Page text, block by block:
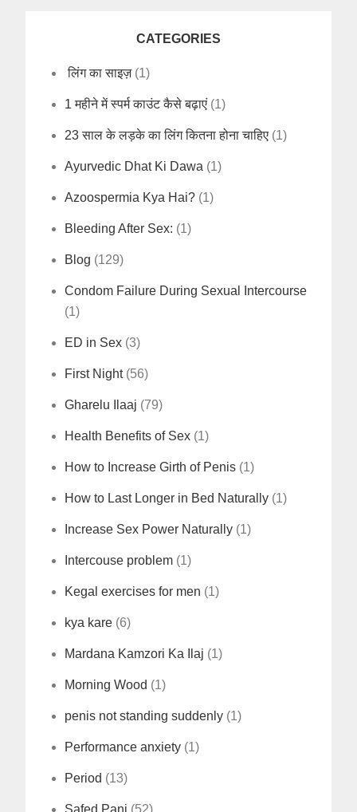
CATEGORIES
लिंग का साइज़(1)
1 महीने में स्पर्म काउंट कैसे बढ़ाएं (1)
23 साल के लड़के का लिंग कितना होना चाहिए (1)
Ayurvedic Dhat Ki Dawa (1)
Azoospermia Kya Hai? (1)
Bleeding After Sex: (1)
Blog (129)
Condom Failure During Sexual Intercourse
(1)
ED in Sex (3)
First Night(56)
Gharelu Ilaaj (79)
Health Benefits of Sex (1)
How to Increase Girth of Penis (1)
How to Last Longer in Bed Naturally (1)
Increase Sex Power Naturally (1)
Intercouse problem (1)
Kegal exercises for men (1)
kya kare (6)
Mardana Kamzori Ka Ilaj (1)
Morning Wood (1)
penis not standing suddenly (1)
Performance anxiety (1)
Period (13)
Safed Pani (52)